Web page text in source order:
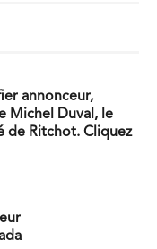
annonceur,
Michel Duval, le
de Ritchot. Cliquez